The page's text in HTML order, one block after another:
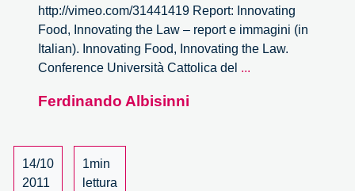
http://vimeo.com/31441419 Report: Innovating
Food, Innovating the Law – report e immagini (in
Italian). Innovating Food, Innovating the Law.
Conference Università Cattolica del ...
Ferdinando Albisinni
14/10
2011
1min
lettura